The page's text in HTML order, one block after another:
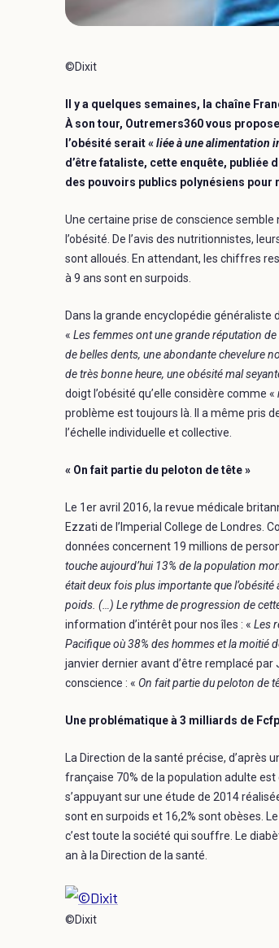
©Dixit
Il y a quelques semaines, la chaîne
À son tour, Outremers360 vous
l’obésité serait «liée à une alimentation
d’être fataliste, cette enquête, publiée
des pouvoirs publics polynésiens pour
Une certaine prise de conscience
l’obésité. De l’avis des nutritionnistes,
sont alloués. En attendant, les chiffres
à 9 ans sont en surpoids.
Dans la grande encyclopédie généraliste
« Les femmes ont une grande réputation de
de belles dents, une abondante chevelure
de très bonne heure, une obésité mal
doigt l’obésité qu’elle considère comme «
problème est toujours là. Il a même pris
l’échelle individuelle et collective.
« On fait partie du peloton de tête »
Le 1er avril 2016, la revue médicale
Ezzati de l’Imperial College de Londres.
données concernent 19 millions de
touche aujourd’hui 13% de la population
était deux fois plus importante que
poids. (…) Le rythme de progression de
information d’intérêt pour nos îles : « Les
Pacifique où 38% des hommes et la moitié
janvier dernier avant d’être remplacé
conscience : « On fait partie du peloton de
Une problématique à 3 milliards de Fcfp
La Direction de la santé précise, d’après
française 70% de la population adulte
s’appuyant sur une étude de 2014
sont en surpoids et 16,2% sont obèses.
c’est toute la société qui souffre. Le
an à la Direction de la santé.
©Dixit